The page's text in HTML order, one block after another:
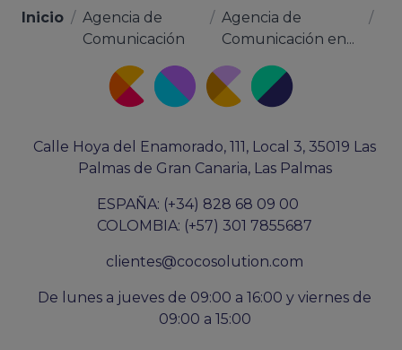
Inicio / Agencia de
Comunicación
/ Agencia de
Comunicación en...
/
Calle Hoya del Enamorado, 111, Local 3, 35019 Las
Palmas de Gran Canaria, Las Palmas
ESPAÑA: (+34) 828 68 09 00
COLOMBIA: (+57) 301 7855687
clientes@cocosolution.com
De lunes a jueves de 09:00 a 16:00 y viernes de
09:00 a 15:00